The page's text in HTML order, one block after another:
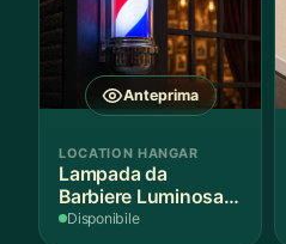
Anteprima
LOCATION HANGAR
Lampada da
Barbiere Luminosa
Rotante
Disponibile